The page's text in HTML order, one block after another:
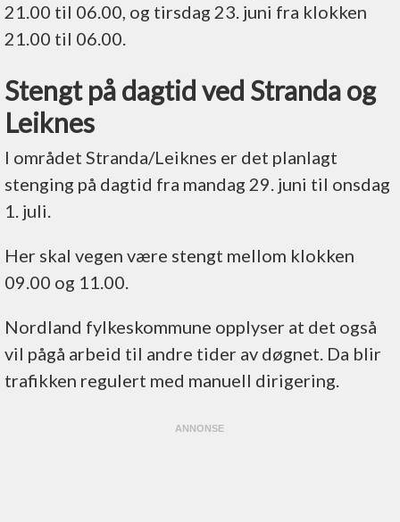
21.00 til 06.00, og tirsdag 23. juni fra klokken
21.00 til 06.00.
Stengt på dagtid ved Stranda og
Leiknes
I området Stranda/Leiknes er det planlagt
stenging på dagtid fra mandag 29. juni til onsdag
1. juli.
Her skal vegen være stengt mellom klokken
09.00 og 11.00.
Nordland fylkeskommune opplyser at det også
vil pågå arbeid til andre tider av døgnet. Da blir
trafikken regulert med manuell dirigering.